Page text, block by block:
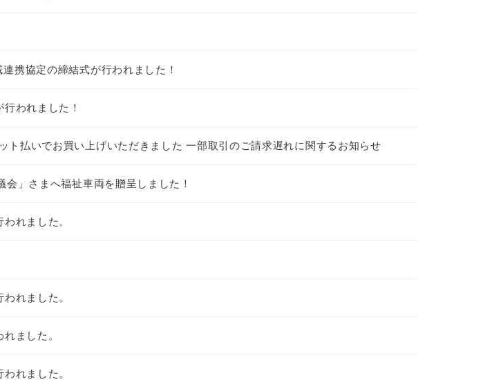
携協定の締結式が行われました！
われました！
ト払いでお買い上げいただきました 一部取引のご請求遅れに関するお知らせ
会」さまへ福祉車両を贈呈しました！
れました。
れました。
ました。
れました。